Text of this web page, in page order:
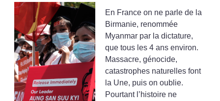
En France on ne parle de la
Birmanie, renommée
Myanmar par la dictature,
que tous les 4 ans environ.
Massacre, génocide,
catastrophes naturelles font
la Une, puis on oublie.
Pourtant l’histoire ne